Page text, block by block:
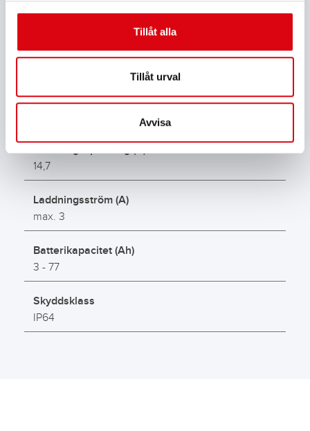
Tillåt alla
Tillåt urval
Avvisa
230
Batterispänning (V)
Batterityp
Standard, Ca, AGM, EFB, Start/Stop, GEL
Laddningsspänning (V)
14,7
Laddningsström (A)
max. 3
Batterikapacitet (Ah)
3 - 77
Skyddsklass
IP64